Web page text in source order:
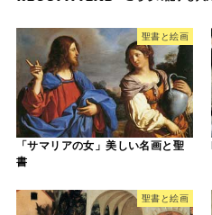
聖書と絵画
「サマリアの女」美しい名画と聖
書
聖書と絵画